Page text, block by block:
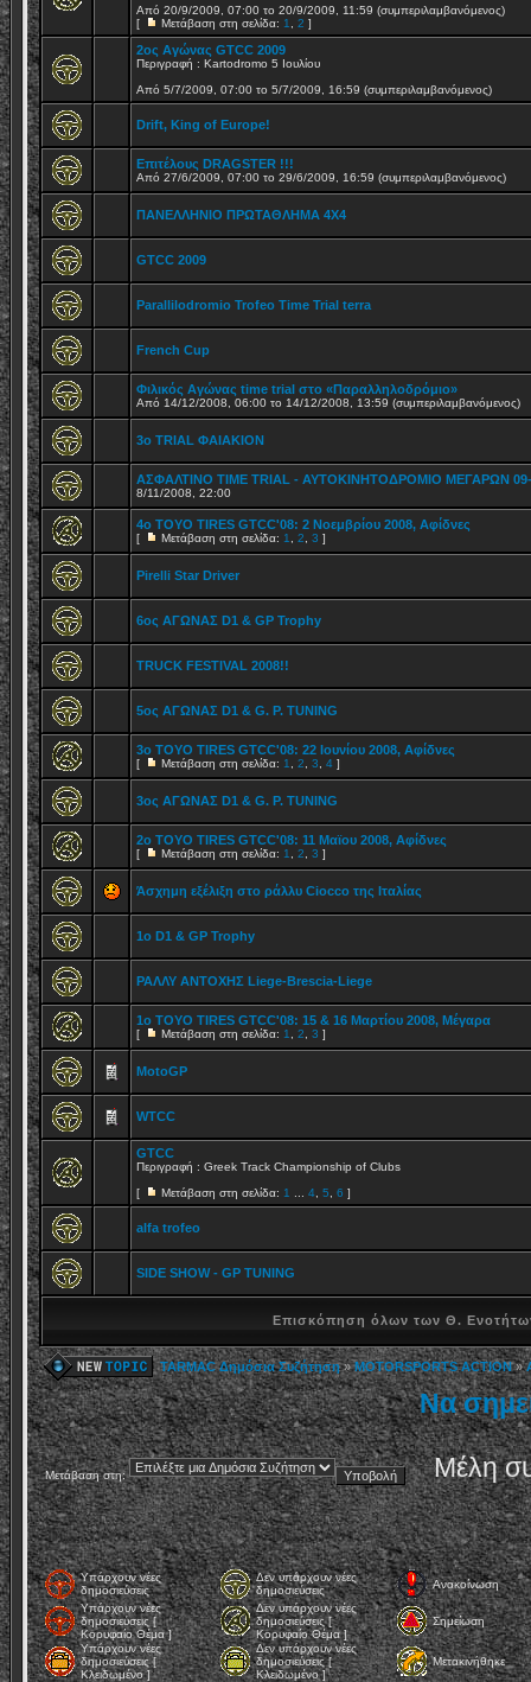
Από 20/9/2009, 07:00 το 20/9/2009, 11:59 (συμπεριλαμβανόμενος)
[
Μετάβαση στη σελίδα: 1 2 ]
2ος Αγώνας GTCC 2009
Περιγραφή : Kartodromo 5 Ιουλίου
Από 5/7/2009, 07:00 το 5/7/2009, 16:59 (συμπεριλαμβανόμενος)
Drift, King of Europe!
Επιτέλους DRAGSTER !!!
Από 27/6/2009, 07:00 το 29/6/2009, 16:59 (συμπεριλαμβανόμενος)
ΠΑΝΕΛΛΗΝΙΟ ΠΡΩΤΑΘΛΗΜΑ 4Χ4
GTCC 2009
Parallilodromio Trofeo Time Trial terra
French Cup
Φιλικός Αγώνας time trial στο «Παραλληλοδρόμιο»
Από 14/12/2008, 06:00 το 14/12/2008, 13:59 (συμπεριλαμβανόμενος)
3o TRIAL ΦΑΙΑΚΙΟΝ
ΑΣΦΑΛΤΙΝΟ TIME TRIAL - ΑΥΤΟΚΙΝΗΤΟΔΡΟΜΙΟ ΜΕΓΑΡΩΝ 09-
8/11/2008, 22:00
4ο TOYO TIRES GTCC'08: 2 Νοεμβρίου 2008, Αφίδνες
[ Μετάβαση στη σελίδα: 1 2 3 ]
Pirelli Star Driver
6ος ΑΓΩΝΑΣ D1 & GP Trophy
TRUCK FESTIVAL 2008!!
5ος ΑΓΩΝΑΣ D1 & G. P. TUNING
3ο TOYO TIRES GTCC'08: 22 Ιουνίου 2008, Αφίδνες
[ Μετάβαση στη σελίδα: 1 2 3 4 ]
3ος ΑΓΩΝΑΣ D1 & G. P. TUNING
2ο TOYO TIRES GTCC'08: 11 Μαϊου 2008, Αφίδνες
[ Μετάβαση στη σελίδα: 1 2 3 ]
Άσχημη εξέλιξη στο ράλλυ Ciocco της Ιταλίας
1o D1 & GP Trophy
ΡΑΛΛΥ ΑΝΤΟΧΗΣ Liege-Brescia-Liege
1ο TOYO TIRES GTCC'08: 15 & 16 Μαρτίου 2008, Μέγαρα
[ Μετάβαση στη σελίδα: 1 2 3 ]
MotoGP
WTCC
GTCC
Περιγραφή : Greek Track Championship of Clubs
[
Μετάβαση στη σελίδα: 1 4 5 6 ]
alfa trofeo
SIDE SHOW - GP TUNING
Επισκόπηση όλων των Θ.
TARMAC Δημόσια Συζήτηση»MOTORSPORTS ACTION»
Μετάβαση στη:
Να
Μέλη
Υπάρχουν νέες
δημοσιεύσεις
Δεν υπάρχουν νέες
δημοσιεύσεις
Ανακοίνωση
Υπάρχουν νέες
δημοσιεύσεις [
Κορυφαίο Θέμα ]
Δεν υπάρχουν νέες
δημοσιεύσεις [
Κορυφαίο Θέμα ]
Σημείωση
Υπάρχουν νέες
δημοσιεύσεις [
Κλειδωμένο ]
Δεν υπάρχουν νέες
δημοσιεύσεις [
Κλειδωμένο ]
Μετακινήθηκε